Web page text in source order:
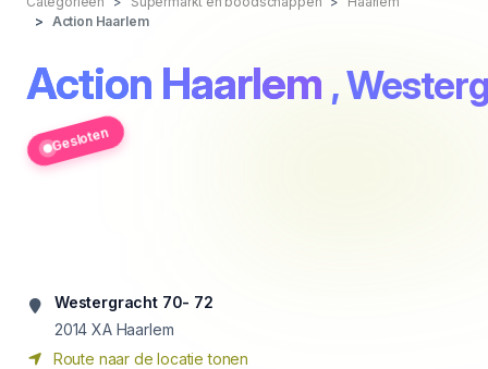
Action Haarlem
Action Haarlem ,
Gesloten
Westergracht 70- 72
2014 XA Haarlem
Route naar de locatie tonen